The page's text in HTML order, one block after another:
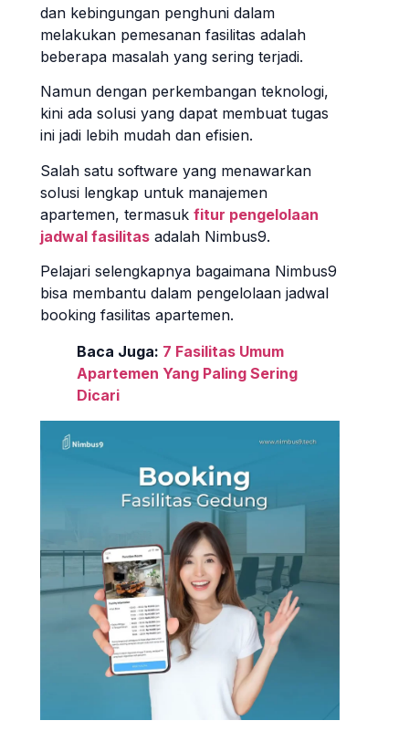
dan kebingungan penghuni dalam
melakukan pemesanan fasilitas adalah
beberapa masalah yang sering terjadi.
Namun dengan perkembangan teknologi,
kini ada solusi yang dapat membuat tugas
ini jadi lebih mudah dan efisien.
Salah satu software yang menawarkan
solusi lengkap untuk manajemen
apartemen, termasuk fitur pengelolaan
jadwal fasilitas adalah Nimbus9.
Pelajari selengkapnya bagaimana Nimbus9
bisa membantu dalam pengelolaan jadwal
booking fasilitas apartemen.
Baca Juga: 7 Fasilitas Umum
Apartemen Yang Paling Sering
Dicari